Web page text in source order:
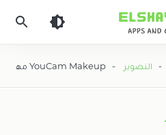
- التصوير - YouCam Makeup مهكر